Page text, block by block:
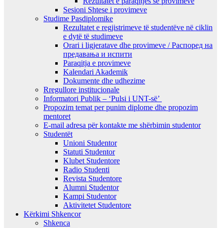
Sesioni Shtese i provimeve
Studime Pasdiplomike
Rezultatet e regjistrimeve të studentëve në ciklin
e dytë të studimeve
Orari i ligjeratave dhe provimeve / Распоред на
предавањa и испити
Paraqitja e provimeve
Kalendari Akademik
Dokumente dhe udhezime
Rregullore institucionale
Informatori Publik – ‘Pulsi i UNT-së’
Propozim temat per punim diplome dhe propozim
mentoret
E-mail adresa për kontakte me shërbimin studentor
Studentët
Unioni Studentor
Statuti Studentor
Klubet Studentore
Radio Studenti
Revista Studentore
Alumni Studentor
Kampi Studentor
Aktivitetet Studentore
Kërkimi Shkencor
Shkenca